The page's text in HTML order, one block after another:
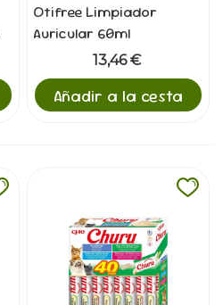
Otifree Limpiador
Auricular 60ml
13,46 €
Añadir a la cesta